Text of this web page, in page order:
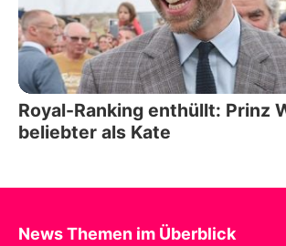
Royal-Ranking enthüllt: Prinz
beliebter als Kate
News Themen im Überblick